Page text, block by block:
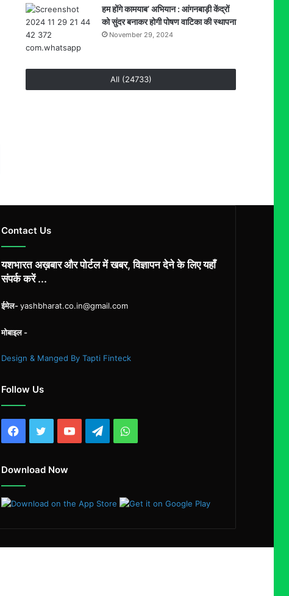
हम होंगे कामयाब’ अभियान : आंगनबाड़ी केंद्रों
को सुंदर बनाकर होगी पोषण वाटिका की स्थापना
November 29, 2024
All (24733)
Contact Us
यशभारत अख़बार और पोर्टल में खबर, विज्ञापन देने के लिए यहाँ
संपर्क करें ...
ईमेल-yashbharat.co.in@gmail.com
मोबाइल -
Design & Manged By Tapti Finteck
Follow Us
Facebook
TwitterYouTubeTelegramWhatsApp
Download Now